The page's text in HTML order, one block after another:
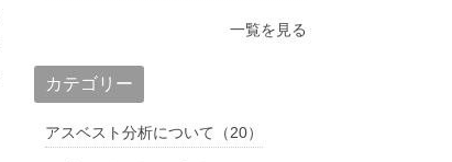
一覧を見る
カテゴリー
アスベスト分析について（20）